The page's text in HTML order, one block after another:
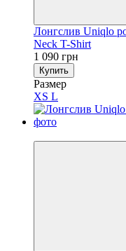
Лонгслив Uniqlo
Neck T-Shirt
1 090 грн
Купить
Размер
XS L